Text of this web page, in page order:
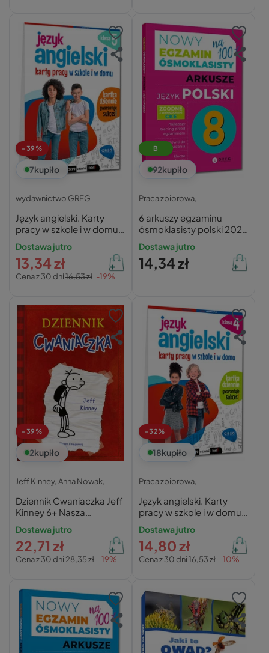
-39%
7kupiło
wydawnictwo GREG
Język angielski. Karty
pracy w szkole i w domu.
Klasa 5
Dostawa jutro
Cena z 30 dni16,53 zł -19%
13,34 zł
B
92kupiło
Praca zbiorowa,
6 arkuszy egzaminu
ósmoklasisty polski 2026
GREG
Dostawa jutro
14,34 zł
-39%
2kupiło
Jeff Kinney, Anna Nowak,
Dziennik Cwaniaczka Jeff
Kinney 6+ Nasza
Księgarnia
Dostawa jutro
Cena z 30 dni28,35 zł -19%
22,71 zł
-32%
18kupiło
Praca zbiorowa,
Język angielski. Karty
pracy w szkole i w domu.
Klasa 4
Dostawa jutro
Cena z 30 dni16,53 zł -10%
14,80 zł